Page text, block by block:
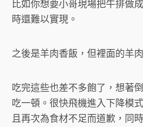
比如你想要小哥現場把牛排做
時還難以實現。
之後是羊肉香飯，但裡面的羊
吃完這些也差不多飽了，想著
吃一頓。很快飛機進入下降模
且再次為食材不足而道歉，同